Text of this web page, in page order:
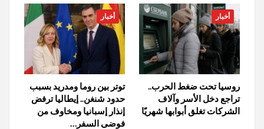
أخبار
روسيا تحت ضغط الحرب..
تراجع دخل الأسر وآلاف
الشركات تغلق أبوابها شهريًا
أخبار
توتر بين روما ومدريد بسبب
حدود شنغن.. إيطاليا ترفض
إنذار إسبانيا ومخاوف من
فوضى السفر…